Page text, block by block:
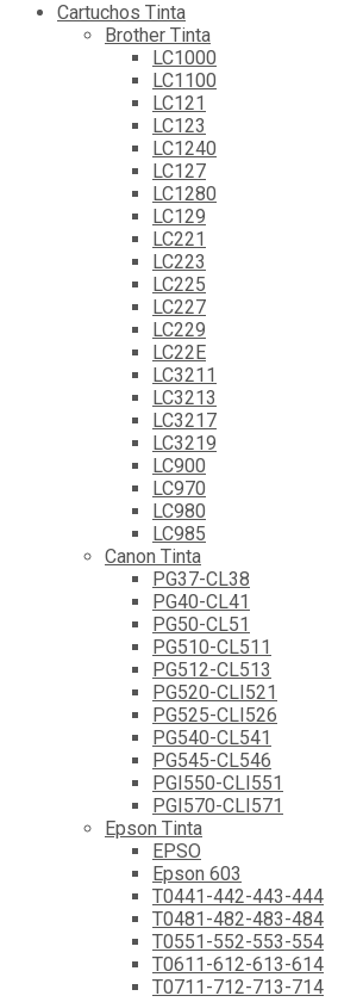
Cartuchos Tinta
Brother Tinta
LC1000
LC1100
LC121
LC123
LC1240
LC127
LC1280
LC129
LC221
LC223
LC225
LC227
LC229
LC22E
LC3211
LC3213
LC3217
LC3219
LC900
LC970
LC980
LC985
Canon Tinta
PG37-CL38
PG40-CL41
PG50-CL51
PG510-CL511
PG512-CL513
PG520-CLI521
PG525-CLI526
PG540-CL541
PG545-CL546
PGI550-CLI551
PGI570-CLI571
Epson Tinta
EPSO
Epson 603
T0441-442-443-444
T0481-482-483-484
T0551-552-553-554
T0611-612-613-614
T0711-712-713-714